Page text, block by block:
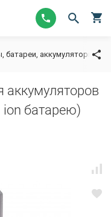
батареи, аккумуляторы
аккумуляторов
ion батарею)